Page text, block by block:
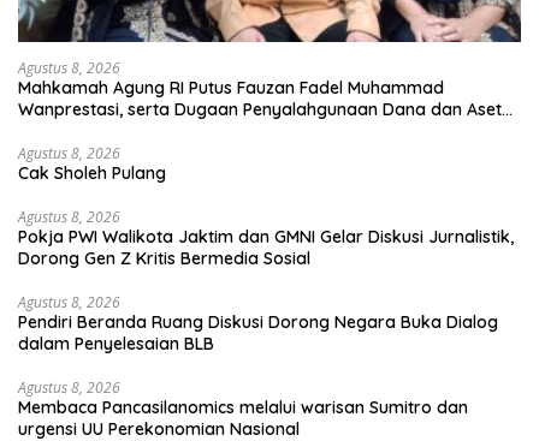
Agustus 8, 2026
Mahkamah Agung RI Putus Fauzan Fadel Muhammad
Wanprestasi, serta Dugaan Penyalahgunaan Dana dan Aset
Agustus 8, 2026
Cak Sholeh Pulang
Agustus 8, 2026
Pokja PWI Walikota Jaktim dan GMNI Gelar Diskusi Jurnalistik,
Dorong Gen Z Kritis Bermedia Sosial
Agustus 8, 2026
Pendiri Beranda Ruang Diskusi Dorong Negara Buka Dialog
dalam Penyelesaian BLB
Agustus 8, 2026
Membaca Pancasilanomics melalui warisan Sumitro dan
urgensi UU Perekonomian Nasional